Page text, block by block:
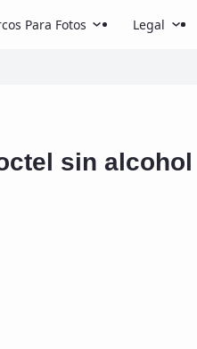
Para Fotos Legal
sin alcohol